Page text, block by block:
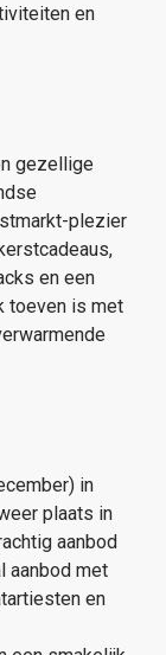
en
gezellige
plezier
en een
toeven is met
in
plaats in
aanbod
aanbod met
en